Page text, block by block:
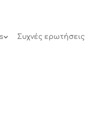
Συχνές ερωτήσεις